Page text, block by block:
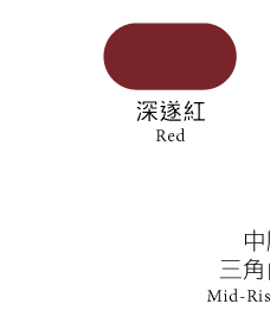
海外宅配 (訂單成立後，請主動於
件資料，逾期未確認訂單將自動取